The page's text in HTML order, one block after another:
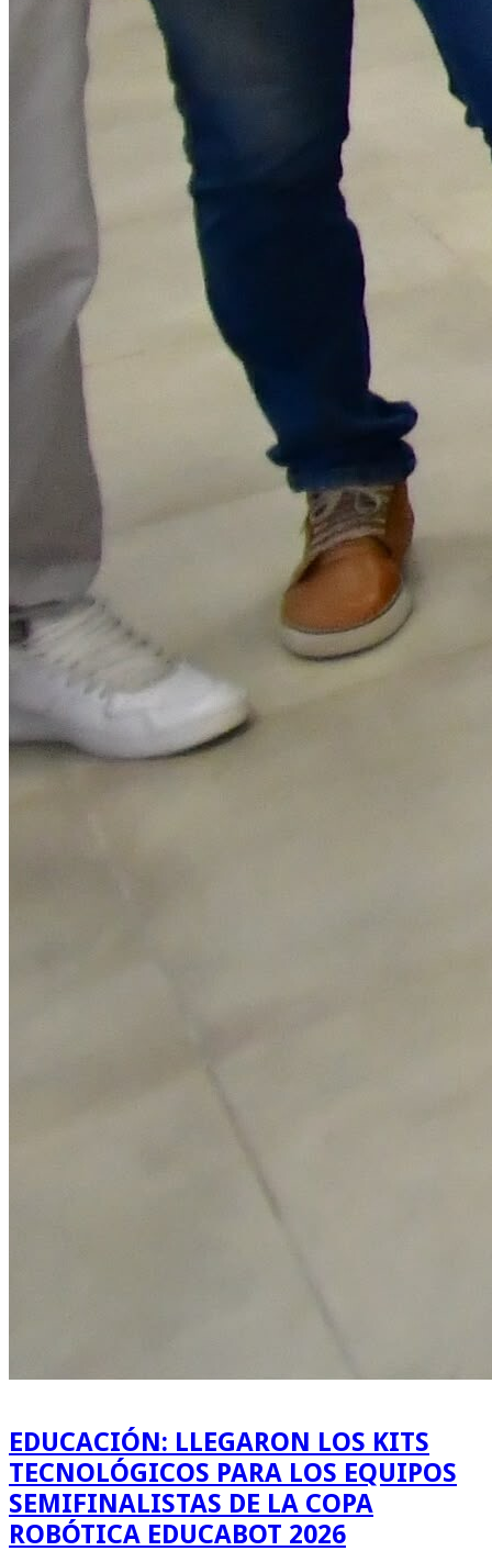
EDUCACIÓN: LLEGARON LOS KITS
TECNOLÓGICOS PARA LOS EQUIPOS
SEMIFINALISTAS DE LA COPA
ROBÓTICA EDUCABOT 2026